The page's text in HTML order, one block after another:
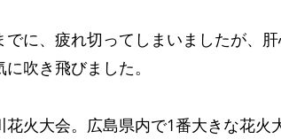
でに、疲れ切ってしまいましたが、
吹き飛びました。
火大会。広島県内で1番大きな花火